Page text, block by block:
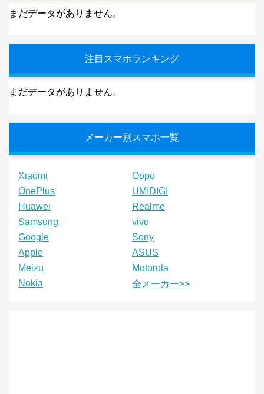
まだデータがありません。
注目スマホランキング
まだデータがありません。
メーカー別スマホ一覧
Xiaomi
Oppo
OnePlus
UMIDIGI
Huawei
Realme
Samsung
vivo
Google
Sony
Apple
ASUS
Meizu
Motorola
Nokia
全メーカー>>